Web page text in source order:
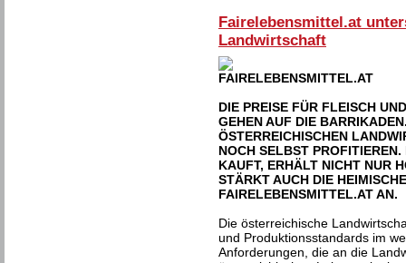
Fairelebensmittel.at
Landwirtschaft
DIE PREISE FÜR FLEISCH
GEHEN AUF DIE
ÖSTERREICHISCHEN
NOCH SELBST
KAUFT, ERHÄLT NICHT NUR
STÄRKT AUCH DIE
FAIRELEBENSMITTEL.AT AN.
Die österreichische
und Produktionsstandards im
Anforderungen, die an die